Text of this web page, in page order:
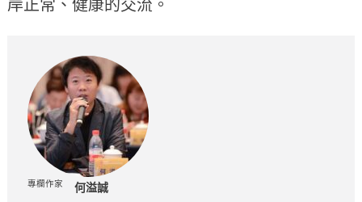
專欄作家 何溢誠